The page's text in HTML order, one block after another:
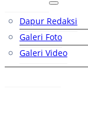
Dapur Redaksi
Galeri Foto
Galeri Video